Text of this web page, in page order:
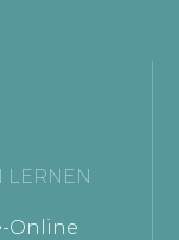
LERNEN
Online